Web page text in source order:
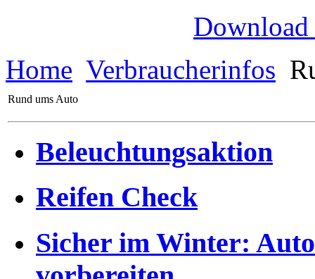
Download
Home Verbraucherinfos
Rund ums Auto
Beleuchtungsaktion
Reifen Check
Sicher im Winter: